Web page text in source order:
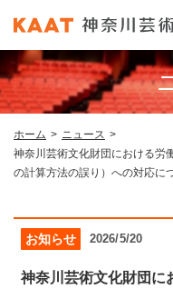
イベントを探す
アクセシビリティ
ホーム > ニュース >
神奈川芸術文化財団における労
の計算方法の誤り）への対応に
お知らせ 2026/5/20
神奈川芸術文化財団に